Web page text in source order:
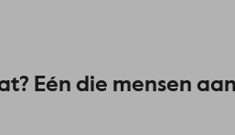
Eén die mensen